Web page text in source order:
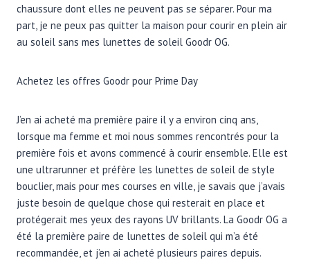
chaussure dont elles ne peuvent pas se séparer. Pour ma
part, je ne peux pas quitter la maison pour courir en plein air
au soleil sans mes lunettes de soleil Goodr OG.
Achetez les offres Goodr pour Prime Day
J’en ai acheté ma première paire il y a environ cinq ans,
lorsque ma femme et moi nous sommes rencontrés pour la
première fois et avons commencé à courir ensemble. Elle est
une ultrarunner et préfère les lunettes de soleil de style
bouclier, mais pour mes courses en ville, je savais que j’avais
juste besoin de quelque chose qui resterait en place et
protégerait mes yeux des rayons UV brillants. La Goodr OG a
été la première paire de lunettes de soleil qui m’a été
recommandée, et j’en ai acheté plusieurs paires depuis.